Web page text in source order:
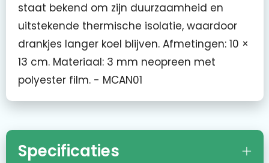
staat bekend om zijn duurzaamheid en
uitstekende thermische isolatie, waardoor
drankjes langer koel blijven. Afmetingen: 10 ×
13 cm. Materiaal: 3 mm neopreen met
polyester film. - MCAN01
Specificaties